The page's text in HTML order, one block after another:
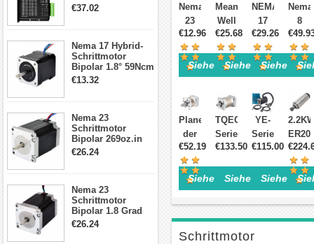
Schrittmotor
Schrittmotor
€37.02
Nema 17 Hybrid-
Schrittmotor
Bipolar 1.8° 59Ncm
2A 4 Drähte mit 1m
€13.32
Nema 23
Schrittmotor
Bipolar 269oz.in
2,8A 57x57x76mm
€26.24
Nema 23
Schrittmotor
Bipolar 1.8 Grad
1.9Nm 3A 3.36V 4
€26.24
Getriebe
Schrittmotor
Nema
23
Getriebe
Schrittmotor
Nema
23
Schrittmotor
Bipolar
1,8
Grad
Nm
0,88A
6,6V
CNC
Hybrid-
Schrittmotor
mit 4
anschlüssen
€12.96
Siehe Einzelheiten>
Mean
Well
LRS-
350-
24
350
VDC
14,6
A
115/230
Geschlossenes
Schaltnetzteil
€25.68
Siehe
NEMA
17
Schrittmotor
27:1
Nema17
26Ncm
0.067
Grad
1.68A
12V
Schrittmotor
€29.26
Siehe
Nema
8
127,5
mit
mit
64:1
Planetengetriebe
der
TQEG-
Serie
Übersetzungsverhältnis
5:1
für
Nema
23
€52.19
Siehe Einzelheiten>
TQEG-
Serie
Nema
Planetengetriebe
50:1
Spiel
20
Arc-
€133.50
Siehe
YE-
Serie
1-
Closed
Loop
Schrittmotor
CNC
€115.00
Siehe
ER20
Motor
110V
5A
Schrittmotor